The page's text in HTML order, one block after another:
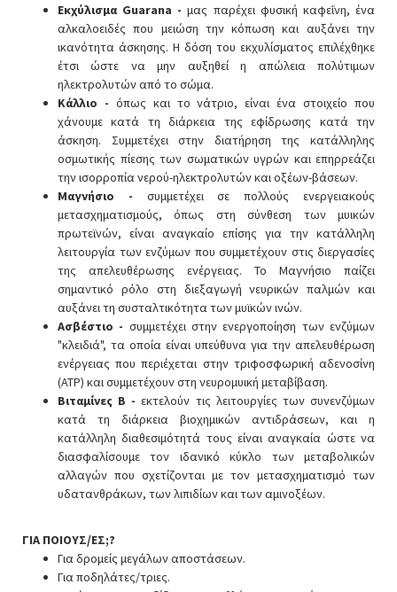
Εκχύλισμα Guarana -μας παρέχει φυσική καφεΐνη, ένα
αλκαλοειδές που μειώση την κόπωση και αυξάνει την
ικανότητα άσκησης. Η δόση του εκχυλίσματος επιλέχθηκε
έτσι ώστε να μην αυξηθεί η απώλεια πολύτιμων
ηλεκτρολυτών από το σώμα.
Κάλλιο - όπως και το νάτριο, είναι ένα στοιχείο που
χάνουμε κατά τη διάρκεια της εφίδρωσης κατά την
άσκηση. Συμμετέχει στην διατήρηση της κατάλληλης
οσμωτικής πίεσης των σωματικών υγρών και επηρρεάζει
την ισορροπία νερού-ηλεκτρολυτών και οξέων-βάσεων.
Μαγνήσιο - συμμετέχει σε πολλούς ενεργειακούς
μετασχηματισμούς, όπως στη σύνθεση των μυικών
πρωτεϊνών, είναι αναγκαίο επίσης για την κατάλληλη
λειτουργία των ενζύμων που συμμετέχουν στις διεργασίες
της απελευθέρωσης ενέργειας. Το Μαγνήσιο παίζει
σημαντικό ρόλο στη διεξαγωγή νευρικών παλμών και
αυξάνει τη συσταλτικότητα των μυϊκών ινών.
Ασβέστιο - συμμετέχει στην ενεργοποίηση των ενζύμων
"κλειδιά", τα οποία είναι υπεύθυνα για την απελευθέρωση
ενέργειας που περιέχεται στην τριφοσφωρική αδενοσίνη
(ATP) και συμμετέχουν στη νευρομυική μεταβίβαση.
Βιταμίνες B -εκτελούν τις λειτουργίες των συνενζύμων
κατά τη διάρκεια βιοχημικών αντιδράσεων, και η
κατάλληλη διαθεσιμότητά τους είναι αναγκαία ώστε να
διασφαλίσουμε τον ιδανικό κύκλο των μεταβολικών
αλλαγών που σχετίζονται με τον μετασχηματισμό των
υδατανθράκων, των λιπιδίων και των αμινοξέων.
ΓΙΑ ΠΟΙΟΥΣ/ΕΣ;?
Για δρομείς μεγάλων αποστάσεων.
Για ποδηλάτες/τριες.